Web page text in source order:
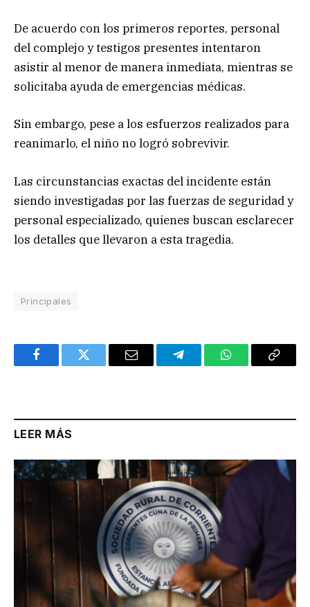
De acuerdo con los primeros reportes, personal
del complejo y testigos presentes intentaron
asistir al menor de manera inmediata, mientras se
solicitaba ayuda de emergencias médicas.
Sin embargo, pese a los esfuerzos realizados para
reanimarlo, el niño no logró sobrevivir.
Las circunstancias exactas del incidente están
siendo investigadas por las fuerzas de seguridad y
personal especializado, quienes buscan esclarecer
los detalles que llevaron a esta tragedia.
Principales
FacebookTwitter Email TelegramWhatsAppCopy
LEER MÁS